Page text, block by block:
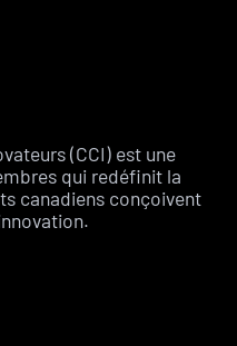
(CCI) est une
qui redéfinit la
canadiens conçoivent